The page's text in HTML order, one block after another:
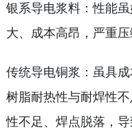
银系导电浆料：性能
大、成本高昂，严重
传统导电铜浆：虽具
树脂耐热性与耐焊性
性不足、焊点脱落，导